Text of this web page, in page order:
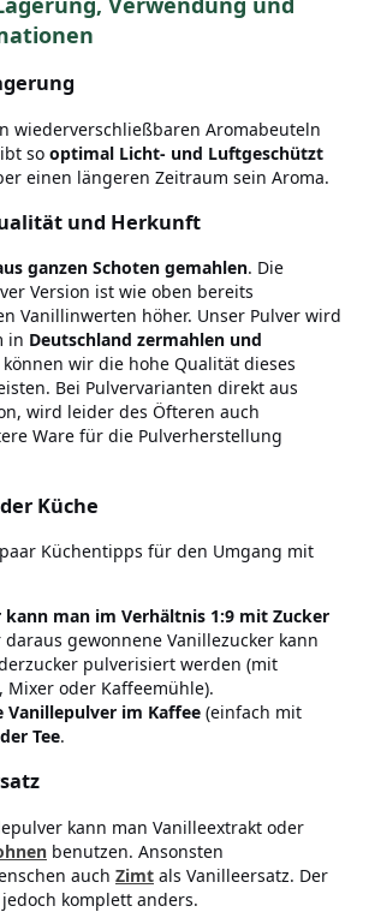
wiederverschließbaren Aromabeuteln
so optimal Licht- und Luftgeschützt
einen längeren Zeitraum sein Aroma.
und Herkunft
ganzen Schoten gemahlen. Die
Version ist wie oben bereits
Vanillinwerten höher. Unser Pulver wird
in Deutschland zermahlen und
können wir die hohe Qualität dieses
Bei Pulvervarianten direkt aus
wird leider des Öfteren auch
Ware für die Pulverherstellung
Küche
Küchentipps für den Umgang mit
kann man im Verhältnis 1:9 mit Zucker
daraus gewonnene Vanillezucker kann
pulverisiert werden (mit
oder Kaffeemühle).
Vanillepulver im Kaffee (einfach mit
Tee.
kann man Vanilleextrakt oder
benutzen. Ansonsten
auch Zimt als Vanilleersatz. Der
komplett anders.